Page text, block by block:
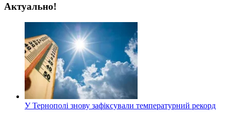
Актуально!
У Тернополі знову зафіксували температурний рекорд